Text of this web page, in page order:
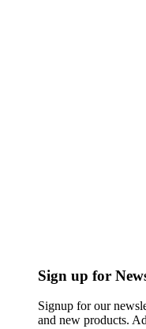
Sign up for
Signup for our
and new products.